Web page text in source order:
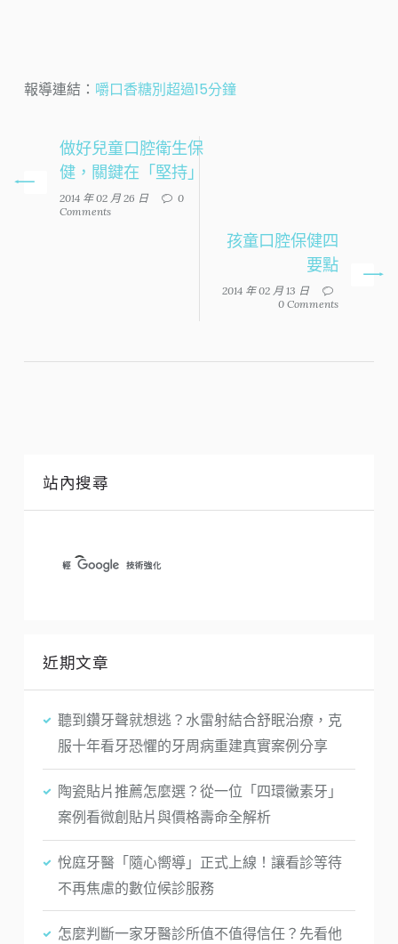
報導連結： 嚼口香糖別超過15分鐘
做好兒童口腔衛生保
健，關鍵在「堅持」
2014 年 02 月 26 日
0
Comments
孩童口腔保健四
要點
2014 年 02 月 13 日
0 Comments
站內搜尋
近期文章
聽到鑽牙聲就想逃？水雷射結合舒眠治療，克
服十年看牙恐懼的牙周病重建真實案例分享
陶瓷貼片推薦怎麼選？從一位「四環黴素牙」
案例看微創貼片與價格壽命全解析
悅庭牙醫「隨心嚮導」正式上線！讓看診等待
不再焦慮的數位候診服務
怎麼判斷一家牙醫診所值不值得信任？先看他